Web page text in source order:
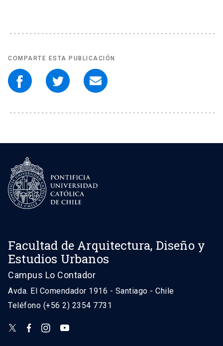
COMPARTE ESTA PUBLICACIÓN
Facultad de Arquitectura, Diseño y
Estudios Urbanos
Campus Lo Contador
Avda. El Comendador 1916 - Santiago - Chile
Teléfono (+56 2) 2354 7731